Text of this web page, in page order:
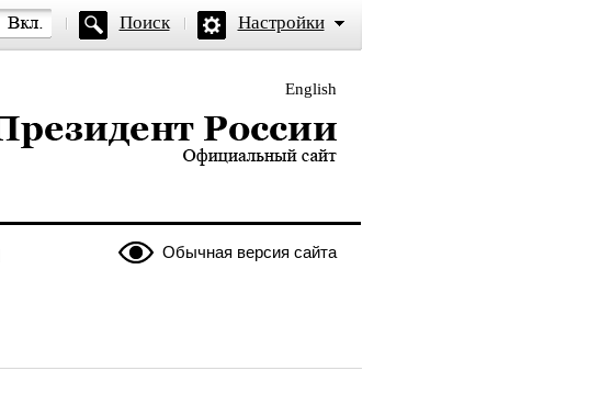
Поиск Настройки
English
России — официальный сайт
Обычная версия сайта